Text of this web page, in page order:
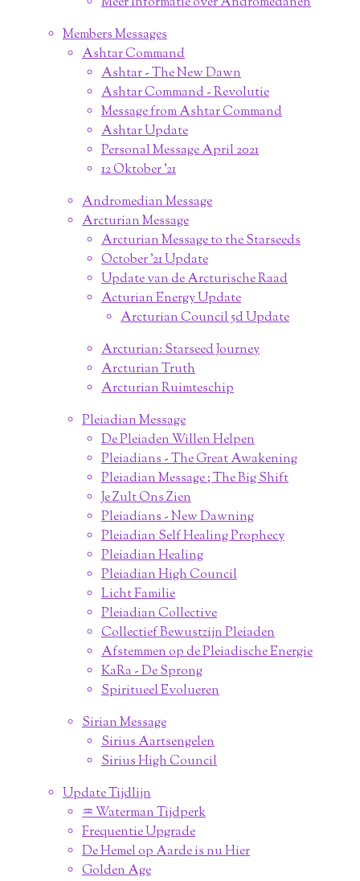
Members Messages
Ashtar Command
Ashtar - The New Dawn
Ashtar Command - Revolutie
Message from Ashtar Command
Ashtar Update
Personal Message April 2021
12 Oktober '21
Andromedian Message
Arcturian Message
Arcturian Message to the Starseeds
October '21 Update
Update van de Arcturische Raad
Acturian Energy Update
Arcturian Council 5d Update
Arcturian: Starseed Journey
Arcturian Truth
Arcturian Ruimteschip
Pleiadian Message
De Pleiaden Willen Helpen
Pleiadians - The Great Awakening
Pleiadian Message ; The Big Shift
Je Zult Ons Zien
Pleiadians - New Dawning
Pleiadian Self Healing Prophecy
Pleiadian Healing
Pleiadian High Council
Licht Familie
Pleiadian Collective
Collectief Bewustzijn Pleiaden
Afstemmen op de Pleiadische Energie
KaRa - De Sprong
Spiritueel Evolueren
Sirian Message
Sirius Aartsengelen
Sirius High Council
Update Tijdlijn
♒︎ Waterman Tijdperk
Frequentie Upgrade
De Hemel op Aarde is nu Hier
Golden Age